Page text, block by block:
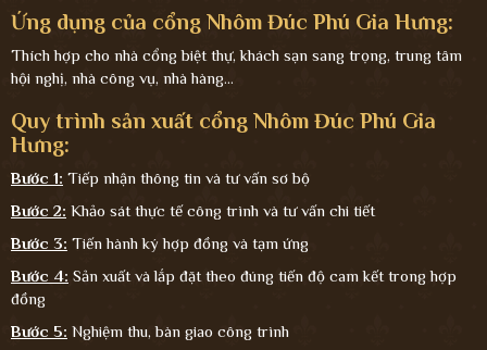
Ứng dụng của cổng Nhôm Đúc Phú Gia Hưng:
Thích hợp cho nhà cổng biệt thự, khách sạn sang trọng, trung tâm
hội nghị, nhà công vụ, nhà hàng...
Quy trình sản xuất cổng Nhôm Đúc Phú Gia
Hưng:
Bước 1: Tiếp nhận thông tin và tư vấn sơ bộ
Bước 2: Khảo sát thực tế công trình và tư vấn chi tiết
Bước 3: Tiến hành ký hợp đồng và tạm ứng
Bước 4: Sản xuất và lắp đặt theo đúng tiến độ cam kết trong hợp
đồng
Bước 5: Nghiệm thu, bàn giao công trình